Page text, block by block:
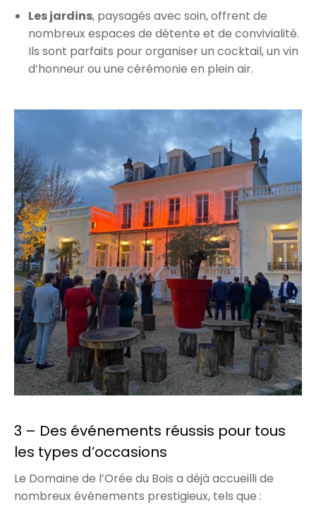
Les jardins, paysagés avec soin, offrent de
nombreux espaces de détente et de convivialité.
Ils sont parfaits pour organiser un cocktail, un vin
d’honneur ou une cérémonie en plein air.
3 – Des événements réussis pour tous
les types d’occasions
Le Domaine de l’Orée du Bois a déjà accueilli de
nombreux événements prestigieux, tels que :